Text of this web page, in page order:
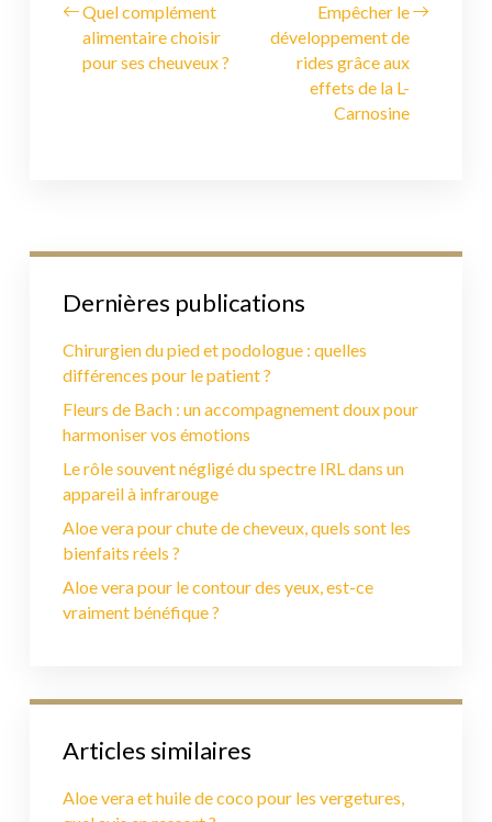
Quel complément
alimentaire choisir
pour ses cheuveux ?
Empêcher le
développement de
rides grâce aux
effets de la L-
Carnosine
Dernières publications
Chirurgien du pied et podologue : quelles
différences pour le patient ?
Fleurs de Bach : un accompagnement doux pour
harmoniser vos émotions
Le rôle souvent négligé du spectre IRL dans un
appareil à infrarouge
Aloe vera pour chute de cheveux, quels sont les
bienfaits réels ?
Aloe vera pour le contour des yeux, est-ce
vraiment bénéfique ?
Articles similaires
Aloe vera et huile de coco pour les vergetures,